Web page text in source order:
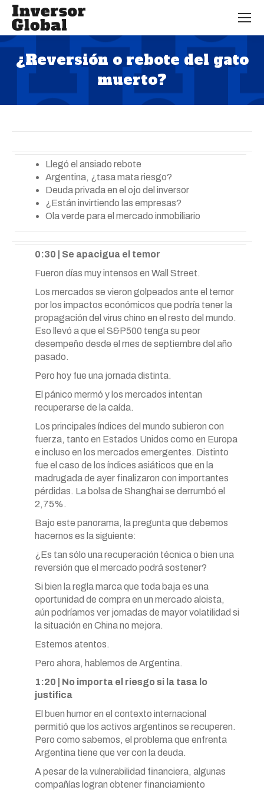
¿Reversión o rebote del gato
muerto?
Estás aquí:
Llegó el ansiado rebote
Argentina, ¿tasa mata riesgo?
Deuda privada en el ojo del inversor
¿Están invirtiendo las empresas?
Ola verde para el mercado inmobiliario
0:30 | Se apacigua el temor
Fueron días muy intensos en Wall Street.
Los mercados se vieron golpeados ante el temor
por los impactos económicos que podría tener la
propagación del virus chino en el resto del mundo.
Eso llevó a que el S&P500 tenga su peor
desempeño desde el mes de septiembre del año
pasado.
Pero hoy fue una jornada distinta.
El pánico mermó y los mercados intentan
recuperarse de la caída.
Los principales índices del mundo subieron con
fuerza, tanto en Estados Unidos como en Europa
e incluso en los mercados emergentes. Distinto
fue el caso de los índices asiáticos que en la
madrugada de ayer finalizaron con importantes
pérdidas. La bolsa de Shanghai se derrumbó el
2,75%.
Bajo este panorama, la pregunta que debemos
hacernos es la siguiente:
¿Es tan sólo una recuperación técnica o bien una
reversión que el mercado podrá sostener?
Si bien la regla marca que toda baja es una
oportunidad de compra en un mercado alcista,
aún podríamos ver jornadas de mayor volatilidad si
la situación en China no mejora.
Estemos atentos.
Pero ahora, hablemos de Argentina.
1:20 | No importa el riesgo si la tasa lo
justifica
El buen humor en el contexto internacional
permitió que los activos argentinos se recuperen.
Pero como sabemos, el problema que enfrenta
Argentina tiene que ver con la deuda.
A pesar de la vulnerabilidad financiera, algunas
compañías logran obtener financiamiento